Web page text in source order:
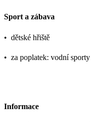
Sport a zábava
• dětské hřiště
• za poplatek: vodní sporty
Informace